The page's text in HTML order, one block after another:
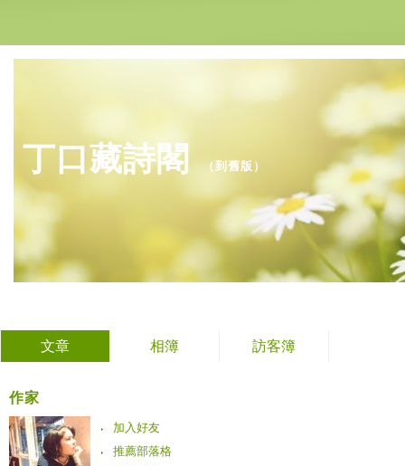
丁口藏詩閣 （ 到舊版 ）
文章 相簿 訪客簿
作家
加入好友
推薦部落格